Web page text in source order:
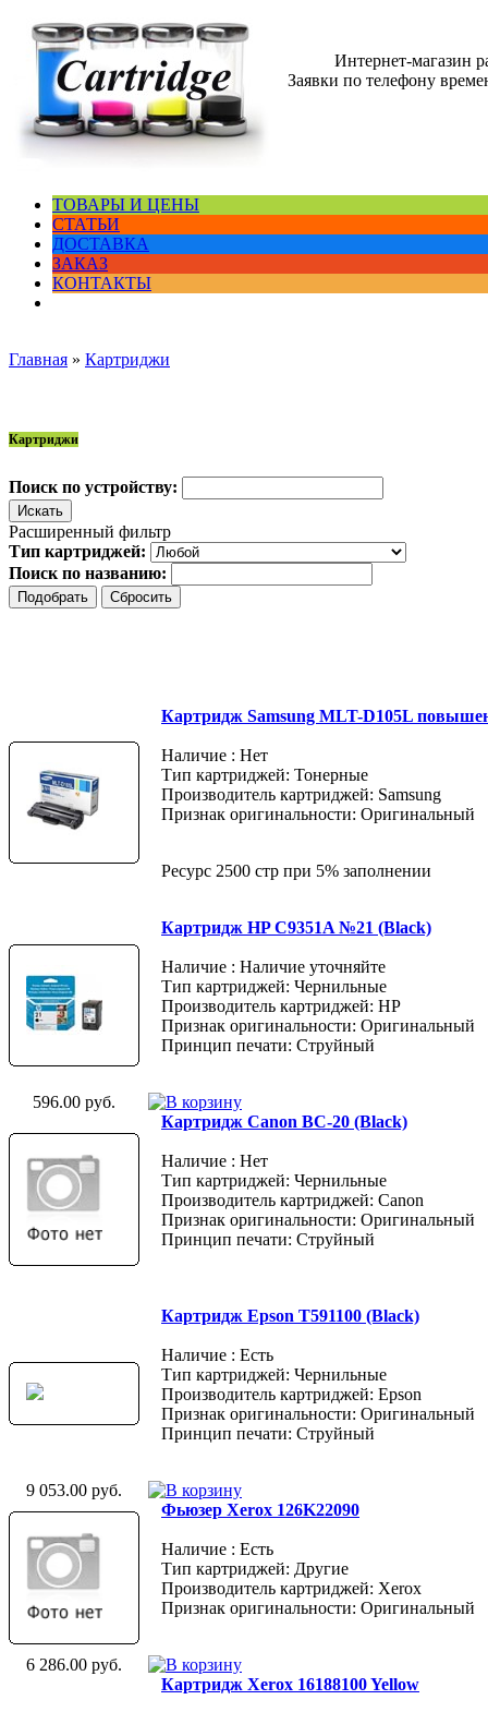
Интернет-магазин
Заявки по телефону
ТОВАРЫ И ЦЕНЫ
СТАТЬИ
ДОСТАВКА
ЗАКАЗ
КОНТАКТЫ
Главная » Картриджи
Картриджи
Поиск по устройству:
Расширенный фильтр
Тип картриджей:
Поиск по названию:
Картридж Samsung MLT-D105L
Наличие : Нет
Тип картриджей: Тонерные
Производитель картриджей: Samsung
Признак оригинальности: Оригинальный
Ресурс 2500 стр при 5% заполнении
Картридж HP C9351A №21 (Black)
Наличие : Наличие уточняйте
Тип картриджей: Чернильные
Производитель картриджей: HP
Признак оригинальности: Оригинальный
Принцип печати: Струйный
596.00 руб.
Картридж Canon BC-20 (Black)
Наличие : Нет
Тип картриджей: Чернильные
Производитель картриджей: Canon
Признак оригинальности: Оригинальный
Принцип печати: Струйный
Картридж Epson T591100 (Black)
Наличие : Есть
Тип картриджей: Чернильные
Производитель картриджей: Epson
Признак оригинальности: Оригинальный
Принцип печати: Струйный
9 053.00 руб.
Фьюзер Xerox 126K22090
Наличие : Есть
Тип картриджей: Другие
Производитель картриджей: Xerox
Признак оригинальности: Оригинальный
6 286.00 руб.
Картридж Xerox 16188100 Yellow